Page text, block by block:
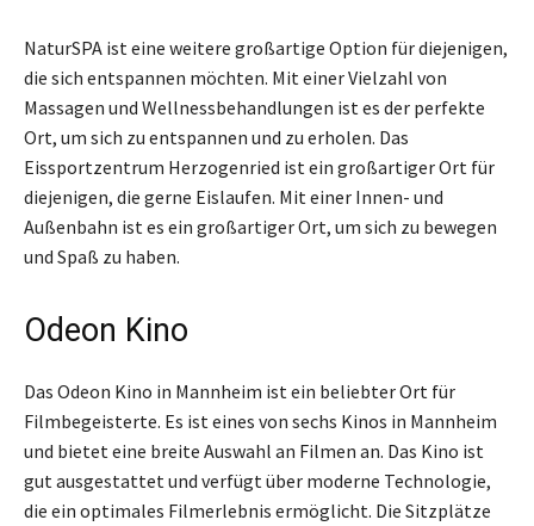
NaturSPA ist eine weitere großartige Option für diejenigen,
die sich entspannen möchten. Mit einer Vielzahl von
Massagen und Wellnessbehandlungen ist es der perfekte
Ort, um sich zu entspannen und zu erholen. Das
Eissportzentrum Herzogenried ist ein großartiger Ort für
diejenigen, die gerne Eislaufen. Mit einer Innen- und
Außenbahn ist es ein großartiger Ort, um sich zu bewegen
und Spaß zu haben.
Odeon Kino
Das Odeon Kino in Mannheim ist ein beliebter Ort für
Filmbegeisterte. Es ist eines von sechs Kinos in Mannheim
und bietet eine breite Auswahl an Filmen an. Das Kino ist
gut ausgestattet und verfügt über moderne Technologie,
die ein optimales Filmerlebnis ermöglicht. Die Sitzplätze